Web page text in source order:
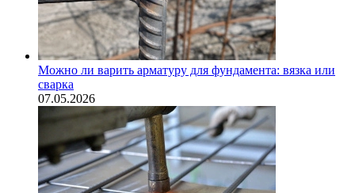
Можно ли варить арматуру для фундамента: вязка или
сварка
07.05.2026